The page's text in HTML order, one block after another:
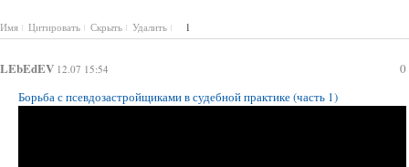
Имя Цитировать Скрыть Удалить 1
0
LEbEdEV 12.07 15:54
Борьба с псевдозастройщиками в судебной практике (часть 1)